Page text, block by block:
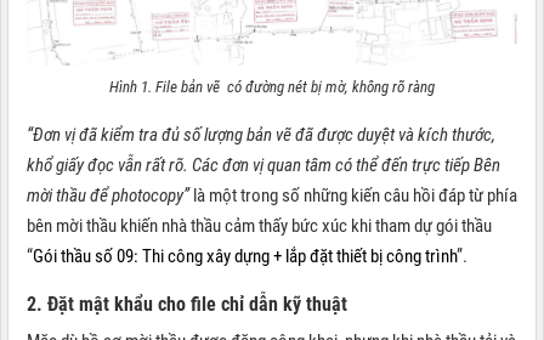
Hình 1. File bản vẽ có đường nét bị mờ, không rõ ràng
“Đơn vị đã kiểm tra đủ số lượng bản vẽ đã được duyệt và kích thước,
khổ giấy đọc vẫn rất rõ. Các đơn vị quan tâm có thể đến trực tiếp Bên
mời thầu để photocopy”là một trong số những kiến câu hồi đáp từ phía
bên mời thầu khiến nhà thầu cảm thấy bức xúc khi tham dự gói thầu
“Gói thầu số 09: Thi công xây dựng + lắp đặt thiết bị công trình”.
2. Đặt mật khẩu cho file chỉ dẫn kỹ thuật